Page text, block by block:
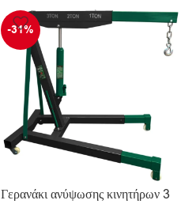
ΠΡΟΣΘΉΚΗ ΣΤΟ ΚΑΛΆΘΙ
-31%
Γερανάκι ανύψωσης κινητήρων 3